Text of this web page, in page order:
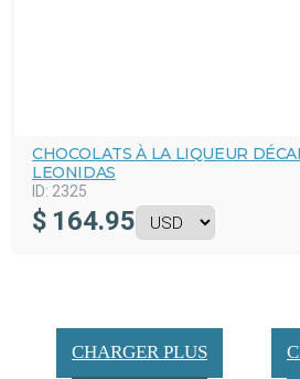
CHOCOLATS À LA LIQUEUR
LEONIDAS
ID: 2325
$ 164.95
CHARGER PLUS